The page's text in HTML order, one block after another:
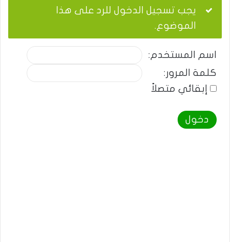
يجب تسجيل الدخول للرد على هذا
الموضوع.
اسم المستخدم:
كلمة المرور:
إبقائي متصلاً
دخول